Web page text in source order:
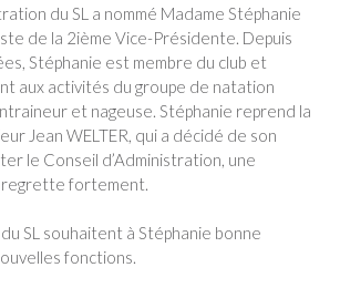
du SL a nommé Madame Stéphanie
de la 2ième Vice-Présidente. Depuis
Stéphanie est membre du club et
aux activités du groupe de natation
et nageuse. Stéphanie reprend la
Jean WELTER, qui a décidé de son
le Conseil d’Administration, une
regrette fortement.
SL souhaitent à Stéphanie bonne
fonctions.